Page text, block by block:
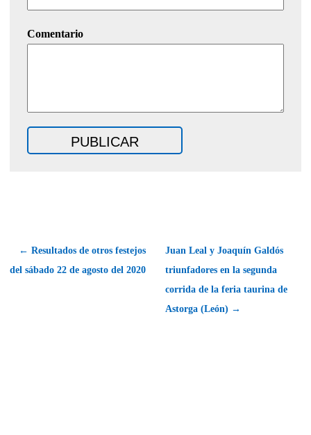
Comentario
← Resultados de otros festejos
del sábado 22 de agosto del 2020
Juan Leal y Joaquín Galdós
triunfadores en la segunda
corrida de la feria taurina de
Astorga (León) →